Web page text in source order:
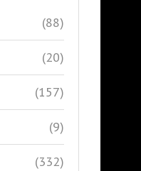
(88)
(20)
(157)
(9)
(332)